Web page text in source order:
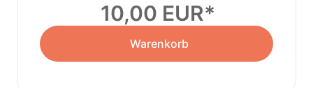
10,00 EUR
Warenkorb